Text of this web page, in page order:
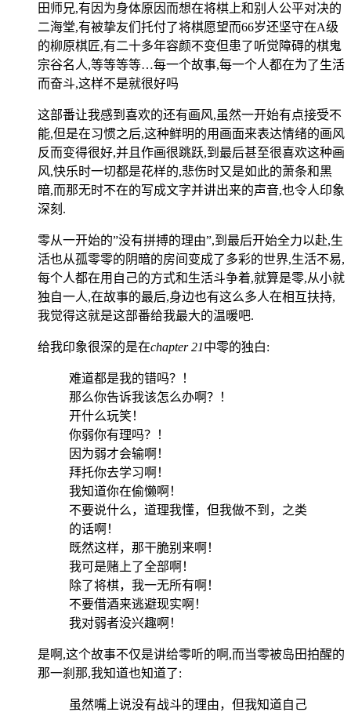
田师兄,有因为身体原因而想在将棋上和别人公平对决的
二海堂,有被挚友们托付了将棋愿望而66岁还坚守在A级
的柳原棋匠,有二十多年容颜不变但患了听觉障碍的棋鬼
宗谷名人,等等等等…每一个故事,每一个人都在为了生活
而奋斗,这样不是就很好吗
这部番让我感到喜欢的还有画风,虽然一开始有点接受不
能,但是在习惯之后,这种鲜明的用画面来表达情绪的画风
反而变得很好,并且作画很跳跃,到最后甚至很喜欢这种画
风,快乐时一切都是花样的,悲伤时又是如此的萧条和黑
暗,而那无时不在的写成文字并讲出来的声音,也令人印象
深刻.
零从一开始的”没有拼搏的理由”,到最后开始全力以赴,生
活也从孤零零的阴暗的房间变成了多彩的世界,生活不易,
每个人都在用自己的方式和生活斗争着,就算是零,从小就
独自一人,在故事的最后,身边也有这么多人在相互扶持,
我觉得这就是这部番给我最大的温暖吧.
给我印象很深的是在chapter 21中零的独白:
难道都是我的错吗？！
那么你告诉我该怎么办啊？！
开什么玩笑！
你弱你有理吗？！
因为弱才会输啊！
拜托你去学习啊！
我知道你在偷懒啊！
不要说什么，道理我懂，但我做不到，之类
的话啊！
既然这样，那干脆别来啊！
我可是赌上了全部啊！
除了将棋，我一无所有啊！
不要借酒来逃避现实啊！
我对弱者没兴趣啊！
是啊,这个故事不仅是讲给零听的啊,而当零被岛田拍醒的
那一刹那,我知道也知道了:
虽然嘴上说没有战斗的理由，但我知道自己